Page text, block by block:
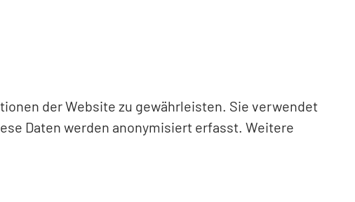
der Website zu gewährleisten. Sie verwendet
Daten werden anonymisiert erfasst. Weitere